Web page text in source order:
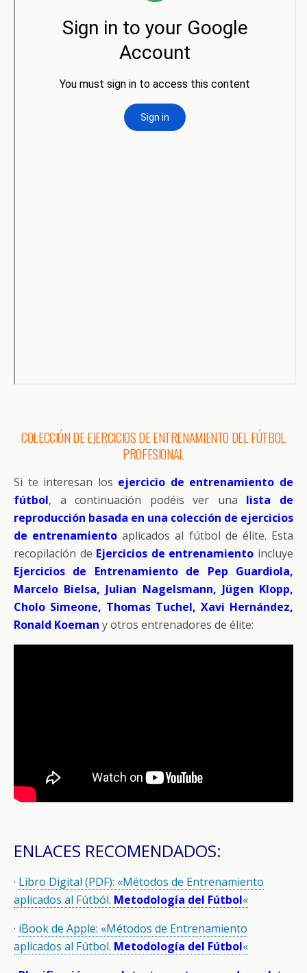
COLECCIÓN DE EJERCICIOS DE ENTRENAMIENTO DEL FÚTBOL
PROFESIONAL
Si te interesan los ejercicio de entrenamiento de
fútbol, a continuación podéis ver una lista de
reproducción basada en una colección de ejercicios
de entrenamiento aplicados al fútbol de élite. Esta
recopilación de Ejercicios de entrenamiento incluye
Ejercicios de Entrenamiento de Pep Guardiola,
Marcelo Bielsa, Julian Nagelsmann, Jügen Klopp,
Cholo Simeone, Thomas Tuchel, Xavi Hernández,
Ronald Koeman y otros entrenadores de élite:
ENLACES RECOMENDADOS:
· Libro Digital (PDF): «Métodos de Entrenamiento
aplicados al Fútból. Metodología del Fútbol«
· iBook de Apple: «Métodos de Entrenamiento
aplicados al Fútbol. Metodología del Fútbol«